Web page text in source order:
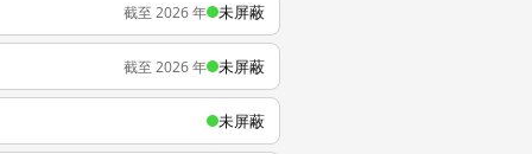
截至 2026 年 未屏蔽
截至 2026 年 未屏蔽
未屏蔽